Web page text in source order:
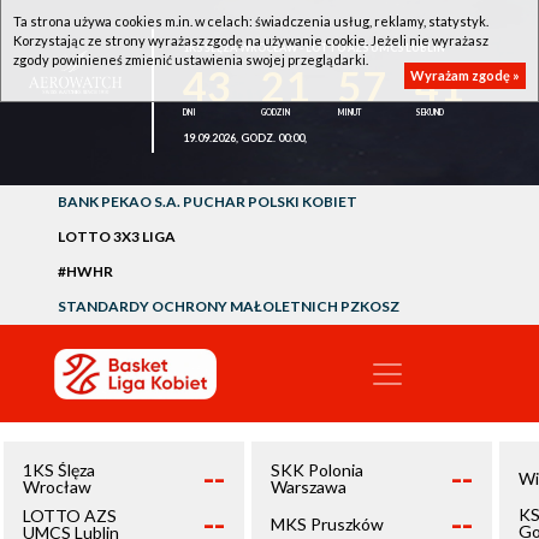
1KS ŚLĘZA WROCŁAW - LOTTO AZS UMCS LUBLIN
41
19.09.2026, GODZ. 00:00,
BANK PEKAO S.A. PUCHAR POLSKI KOBIET
LOTTO 3X3 LIGA
#HWHR
STANDARDY OCHRONY MAŁOLETNICH PZKOSZ
1KS Ślęza
Wrocław
--
LOTTO AZS
UMCS Lublin
--
SKK Polonia
Warszawa
--
MKS Pruszków --
Ta strona używa cookies m.in. w celach: świadczenia usług, reklamy, statystyk.
Korzystając ze strony wyrażasz zgodę na używanie cookie. Jeżeli nie wyrażasz
zgody powinieneś zmienić ustawienia swojej przeglądarki.
Wyrażam zgodę »